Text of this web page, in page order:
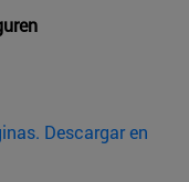
Descargar en